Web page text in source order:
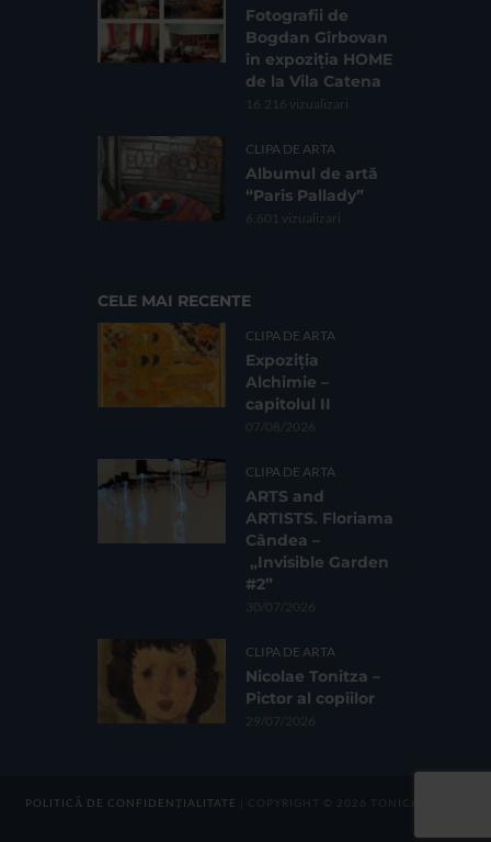
Fotografii de
Bogdan Gîrbovan
în expoziția HOME
de la Vila Catena
16.216 vizualizari
CLIPA DE ARTA
Albumul de artă
“Paris Pallady”
6.601 vizualizari
CELE MAI RECENTE
CLIPA DE ARTA
Expoziția
Alchimie –
capitolul II
07/08/2026
CLIPA DE ARTA
ARTS and
ARTISTS. Floriama
Cândea –
„Invisible Garden
#2”
30/07/2026
CLIPA DE ARTA
Nicolae Tonitza –
Pictor al copiilor
29/07/2026
POLITICĂ DE CONFIDENȚIALITATE | COPYRIGHT © 2026 TONICA GROUP